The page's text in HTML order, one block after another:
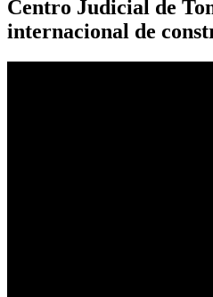
Centro Judicial de
internacional de